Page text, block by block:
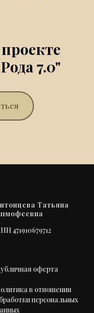
7.0"
Татьяна
471910679712
оферта
в отношении
персональных